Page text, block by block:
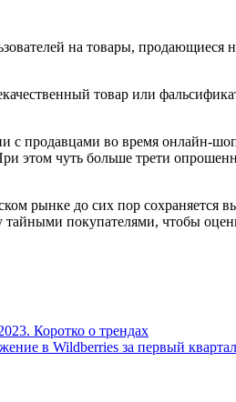
на товары, продающиеся
товар или
продавцами во время онлайн-
чуть больше трети
рынке до сих пор
покупателями, чтобы
Коротко о трендах
в Wildberries за первый